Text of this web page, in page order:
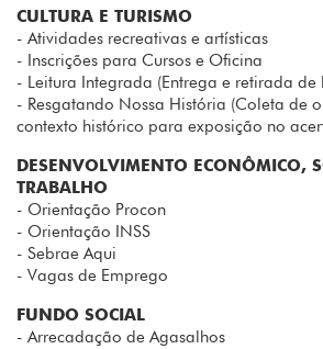
CULTURA E TURISMO
- Atividades recreativas e artísticas
- Inscrições para Cursos e Oficina
- Leitura Integrada (Entrega e retirada de
- Resgatando Nossa História (Coleta de
contexto histórico para exposição no
DESENVOLVIMENTO ECONÔMICO,
TRABALHO
- Orientação Procon
- Orientação INSS
- Sebrae Aqui
- Vagas de Emprego
FUNDO SOCIAL
- Arrecadação de Agasalhos